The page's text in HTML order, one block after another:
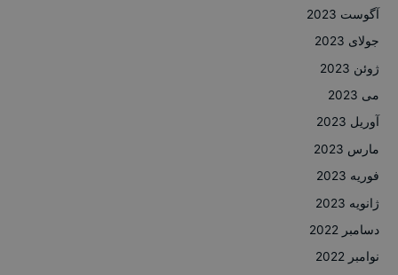
آگوست 2023
جولای 2023
ژوئن 2023
می 2023
آوریل 2023
مارس 2023
فوریه 2023
ژانویه 2023
دسامبر 2022
نوامبر 2022